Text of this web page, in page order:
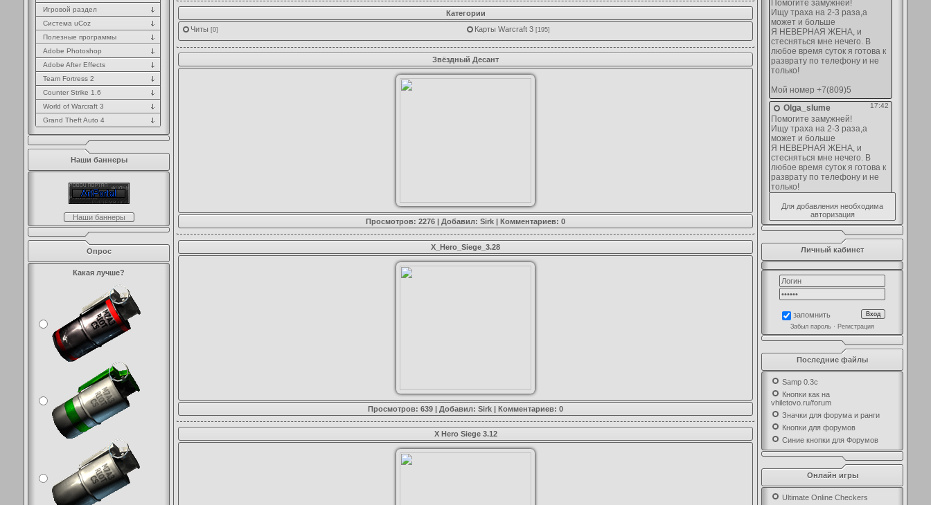
Игровой раздел
Система uCoz
Полезные программы
Adobe Photoshop
Adobe After Effects
Team Fortress 2
Counter Strike 1.6
World of Warcraft 3
Grand Theft Auto 4
Наши баннеры
Наши баннеры
Опрос
Какая лучше?
Категории
Читы [0] Карты Warcraft 3 [195]
Звёздный Десант
Просмотров: 2276 | Добавил: Sirk | Комментариев: 0
X_Hero_Siege_3.28
Просмотров: 639 | Добавил: Sirk | Комментариев: 0
X Hero Siege 3.12
Для добавления необходима
авторизация
Личный кабинет
запомнить
Забыл пароль · Регистрация
Последние файлы
Samp 0.3c
Кнопки как на
vhiletovo.ru/forum
Значки для форума и ранги
Кнопки для форумов
Синие кнопки для Форумов
Онлайн игры
Ultimate Online Checkers